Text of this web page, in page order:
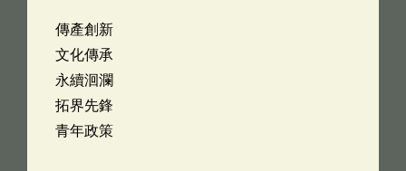
傳產創新
文化傳承
永續洄瀾
拓界先鋒
青年政策